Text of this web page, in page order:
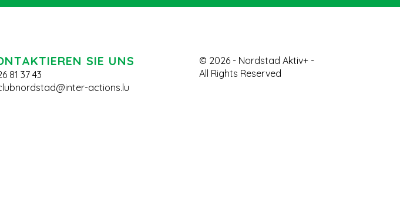
SIE UNS
81 37 43
actions.lu
© 2026 - Nordstad Aktiv+ -
All Rights Reserved